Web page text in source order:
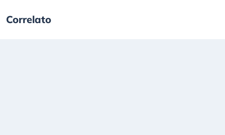
Correlato